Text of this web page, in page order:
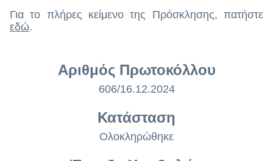
Για το πλήρες κείμενο της Πρόσκλησης, πατήστε
εδώ.
Αριθμός Πρωτοκόλλου
606/16.12.2024
Κατάσταση
Ολοκληρώθηκε